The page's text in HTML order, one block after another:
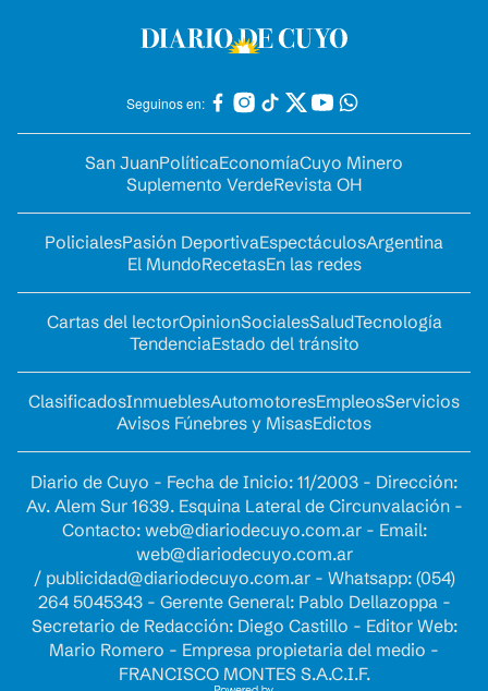
Seguinos en:
San JuanPolíticaEconomíaCuyo Minero
Suplemento VerdeRevista OH
PolicialesPasión DeportivaEspectáculosArgentina
El MundoRecetasEn las redes
Cartas del lectorOpinionSocialesSaludTecnología
TendenciaEstado del tránsito
ClasificadosInmueblesAutomotoresEmpleosServicios
Avisos Fúnebres y MisasEdictos
Diario de Cuyo - Fecha de Inicio: 11/2003 - Dirección:
Av. Alem Sur 1639. Esquina Lateral de Circunvalación -
Contacto: web@diariodecuyo.com.ar- Email:
web@diariodecuyo.com.ar
/ publicidad@diariodecuyo.com.ar- Whatsapp: (054)
264 5045343 - Gerente General: Pablo Dellazoppa -
Secretario de Redacción: Diego Castillo - Editor Web:
Mario Romero - Empresa propietaria del medio -
FRANCISCO MONTES S.A.C.I.F.